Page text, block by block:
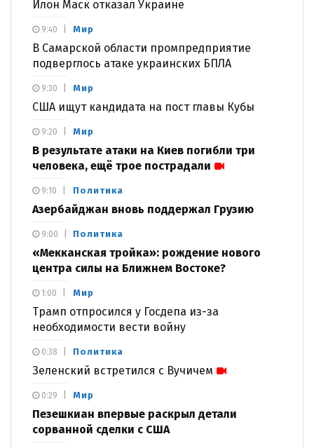
Илон Маск отказал Украине
Мир
В Самарской области промпредприятие
подверглось атаке украинских БПЛА
9:40
Мир
США ищут кандидата на пост главы Кубы
9:30
Мир
В результате атаки на Киев погибли три
человека, ещё трое пострадали
9:20
Политика
Азербайджан вновь поддержал Грузию
9:10
Политика
«Мекканская тройка»: рождение нового
центра силы на Ближнем Востоке?
9:00
Мир
Трамп отпросился у Госдепа из-за
необходимости вести войну
1:00
Политика
Зеленский встретился с Вучичем
0:38
Мир
Пезешкиан впервые раскрыл детали
сорванной сделки с США
0:29